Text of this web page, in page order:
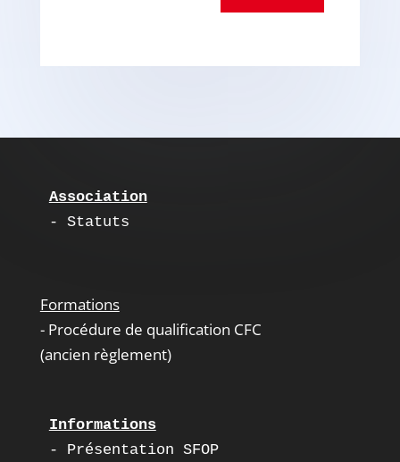
Association
- Statuts
Formations
- Procédure de qualification CFC
(ancien règlement)
Informations
- Présentation SFOP